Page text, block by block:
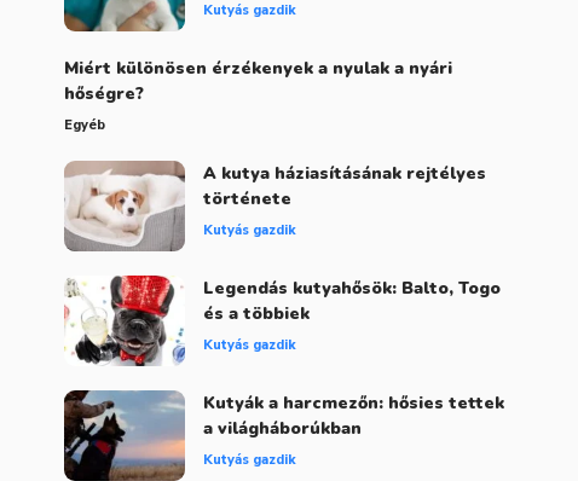
Kutyás gazdik
Miért különösen érzékenyek a nyulak a nyári
hőségre?
Egyéb
A kutya háziasításának rejtélyes
története
Kutyás gazdik
Legendás kutyahősök: Balto, Togo
és a többiek
Kutyás gazdik
Kutyák a harcmezőn: hősies tettek
a világháborúkban
Kutyás gazdik